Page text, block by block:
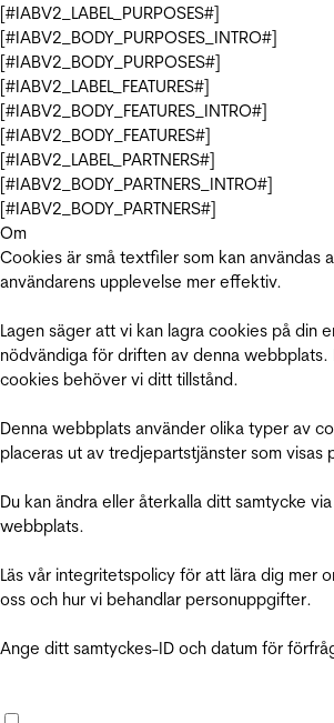
[#IABV2_LABEL_PURPOSES#]
[#IABV2_BODY_PURPOSES_INTRO#]
[#IABV2_BODY_PURPOSES#]
[#IABV2_LABEL_FEATURES#]
[#IABV2_BODY_FEATURES_INTRO#]
[#IABV2_BODY_FEATURES#]
[#IABV2_LABEL_PARTNERS#]
[#IABV2_BODY_PARTNERS_INTRO#]
[#IABV2_BODY_PARTNERS#]
Om
Cookies är små textfiler som kan användas
användarens upplevelse mer effektiv.
Lagen säger att vi kan lagra cookies på din
nödvändiga för driften av denna webbplats.
cookies behöver vi ditt tillstånd.
Denna webbplats använder olika typer av
placeras ut av tredjepartstjänster som visas
Du kan ändra eller återkalla ditt samtycke
webbplats.
Läs vår integritetspolicy för att lära dig mer
oss och hur vi behandlar personuppgifter.
Ange ditt samtyckes-ID och datum för